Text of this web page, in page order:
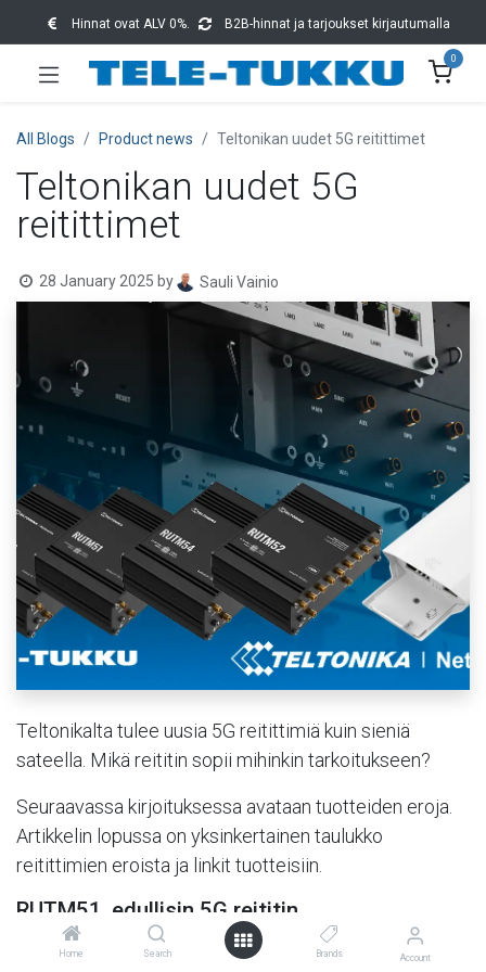
Home Search Brands Account
Hinnat ovat ALV 0%. B2B-hinnat ja tarjoukset kirjautumalla
0
All Blogs Product news Teltonikan uudet 5G reitittimet
Teltonikan uudet 5G
reitittimet
28 January 2025 by Sauli Vainio
Teltonikalta tulee uusia 5G reitittimiä kuin sieniä
sateella. Mikä reititin sopii mihinkin tarkoitukseen?
Seuraavassa kirjoituksessa avataan tuotteiden eroja.
Artikkelin lopussa on yksinkertainen taulukko
reitittimien eroista ja linkit tuotteisiin.
RUTM51, edullisin 5G reititin
Täysiverinen 5G reititin ilman GPS:ää. 5G latausnopeus